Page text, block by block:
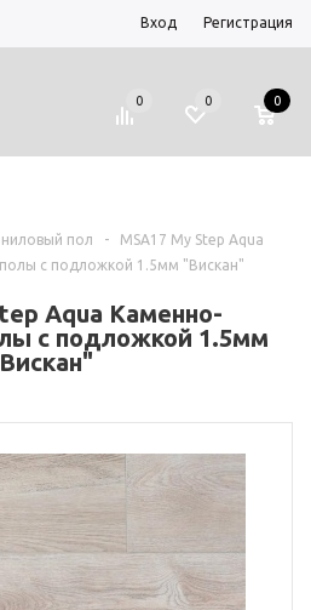
Вход Регистрация
0 0 0
пол -
MSA17 My Step Aqua
с подложкой 1.5мм "Вискан"
Aqua Каменно-
с подложкой 1.5мм